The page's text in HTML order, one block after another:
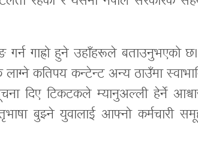
गाह्रो हुने उहाँहरूले बताउनुभएको
कतिपय कन्टेन्ट अन्य ठाउँमा
दिए टिकटकले म्यानुअल्ली हेर्ने
बुझ्ने युवालाई आफ्नो कर्मचारी